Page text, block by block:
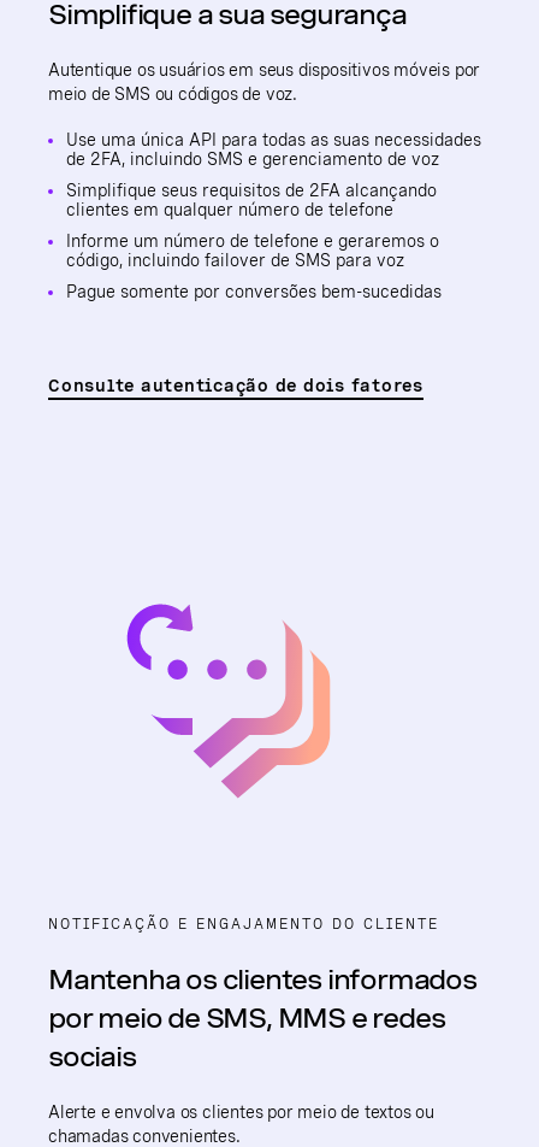
Simplifique a sua segurança
Autentique os usuários em seus dispositivos móveis por
meio de SMS ou códigos de voz.
Use uma única API para todas as suas necessidades
de 2FA, incluindo SMS e gerenciamento de voz
Simplifique seus requisitos de 2FA alcançando
clientes em qualquer número de telefone
Informe um número de telefone e geraremos o
código, incluindo failover de SMS para voz
Pague somente por conversões bem-sucedidas
Consulte autenticação de dois fatores
NOTIFICAÇÃO E ENGAJAMENTO DO CLIENTE
Mantenha os clientes informados
por meio de SMS, MMS e redes
sociais
Alerte e envolva os clientes por meio de textos ou
chamadas convenientes.